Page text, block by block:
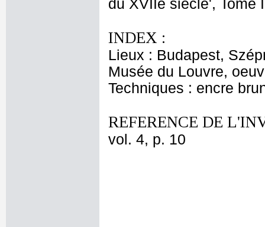
du XVIIe siècle', Tome
INDEX :
Lieux : Budapest,
Musée du Louvre,
Techniques : encre
REFERENCE DE
vol. 4, p. 10